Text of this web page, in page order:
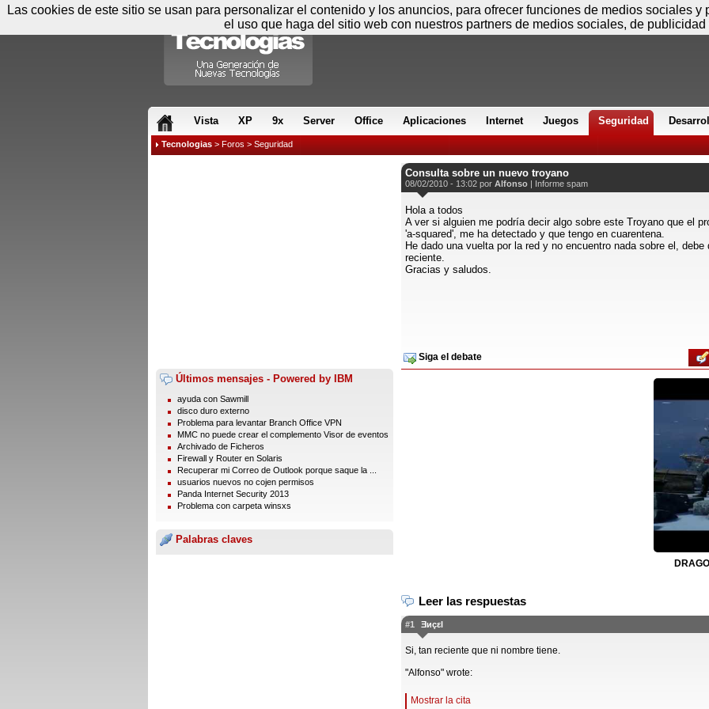
Vista XP 9x Server Office Aplicaciones Internet Juegos Seguridad
Tecnologias > Foros > Seguridad
Últimos mensajes - Powered by IBM
ayuda con Sawmill
disco duro externo
Problema para levantar Branch Office VPN
MMC no puede crear el complemento Visor de eventos
Archivado de Ficheros
Firewall y Router en Solaris
Recuperar mi Correo de Outlook porque saque la ...
usuarios nuevos no cojen permisos
Panda Internet Security 2013
Problema con carpeta winsxs
Palabras claves
Consulta sobre un nuevo troyano
08/02/2010 - 13:02 por Alfonso | Informe spam
Hola a todos
A ver si alguien me podría decir algo sobre este Troyano que el
'a-squared', me ha detectado y que tengo en cuarentena.
He dado una vuelta por la red y no encuentro nada sobre el, debe
reciente.
Gracias y saludos.
Siga el debate
Leer las respuestas
#1 Ǝиçεl
Si, tan reciente que ni nombre tiene.
"Alfonso" wrote:
Mostrar la cita
Las cookies de este sitio se usan para personalizar el contenido y los anuncios, para ofrecer funciones de medios sociales
el uso que haga del sitio web con nuestros partners de medios sociales, de